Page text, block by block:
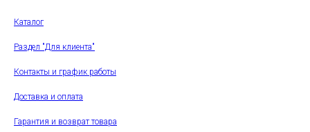
Каталог
Раздел "Для клиента"
Контакты и график работы
Доставка и оплата
Гарантия и возврат товара